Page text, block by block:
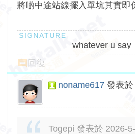
將啲中途站線擺入單坑其實即
whatever u say
回復
noname617 發表
Togepi 發表於 2026-